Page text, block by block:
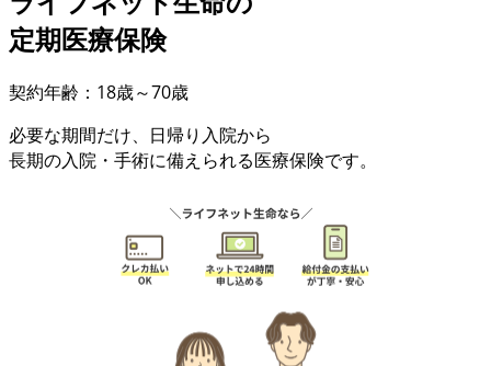
チャットサポート 電話で相談
定期医療保険
契約年齢：18歳～70歳
必要な期間だけ、日帰り入院から
長期の入院・手術に備えられる医療保険です。